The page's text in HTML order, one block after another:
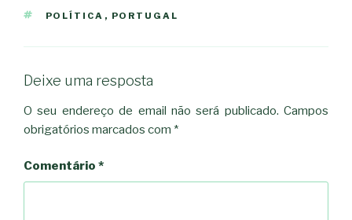
ETIQUETAS
POLÍTICA , PORTUGAL
Deixe uma resposta
O seu endereço de email não será publicado. Campos
obrigatórios marcados com *
Comentário *